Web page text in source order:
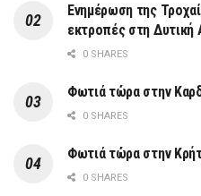
Ενημέρωση της
εκτροπές στη Δυτική
0 SHARES
Φωτιά τώρα στην
0 SHARES
Φωτιά τώρα στην
0 SHARES